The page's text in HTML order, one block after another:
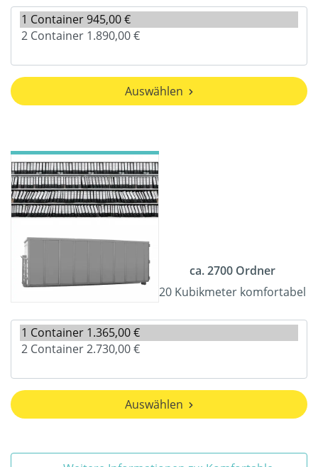
Auswählen
ca. 2700 Ordner
20 Kubikmeter komfortabel
Auswählen